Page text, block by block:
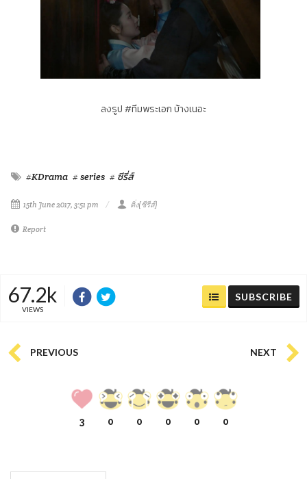
ลงรูป #ทีมพระเอก บ้างเนอะ
#KDrama # series # ซีรี่ส์
15th June 2017, 3:51 pm ติ่ง(ซีรีส์)
Report
67.2k
VIEWS
SUBSCRIBE
PREVIOUS NEXT
3 0 0 0 0 0